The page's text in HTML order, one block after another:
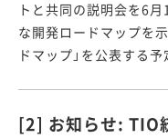
トと共同の説明会を6
な開発ロードマップを
ドマップ」を公表する予
[2] お知らせ: TIO